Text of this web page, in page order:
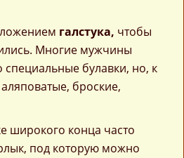
галстука, чтобы
Многие мужчины
специальные булавки, но, к
броские,
широкого конца часто
под которую можно